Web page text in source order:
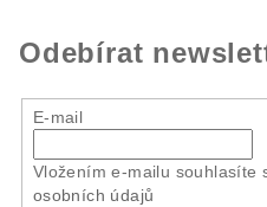
Odebírat
E-mail
Vložením e-mailu souhlasíte
osobních údajů